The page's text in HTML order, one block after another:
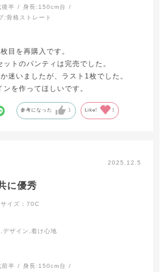
半 身長: 150cm台
:骨格ストレート
目を再購入です。
トのパンティは完売でした。
迷いましたが、ラスト1枚でした。
を作ってほしいです。
参考になった 1 Like! 1
2025.12.5
に優秀
サイズ：70C
デザイン,着け心地
半 身長: 150cm台